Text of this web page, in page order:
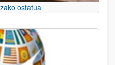
ostatua